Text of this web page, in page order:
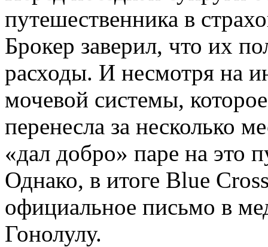
путешественника в
Брокер заверил, что их
расходы. И несмотря на
мочевой системы,
перенесла за несколько
«дал добро» паре на это
Однако, в итоге Blue
официальное письмо в
Гонолулу.